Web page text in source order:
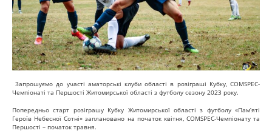
Запрошуємо до участі аматорські клуби області в розіграші Кубку, COMSPEC-
Чемпіонаті та Першості Житомирської області з футболу сезону 2023 року.
Попередньо старт розіграшу Кубку Житомирської області з футболу «Пам’яті
Героїв Небесної Сотні» заплановано на початок квітня, COMSPEC-Чемпіонату та
Першості – початок травня.